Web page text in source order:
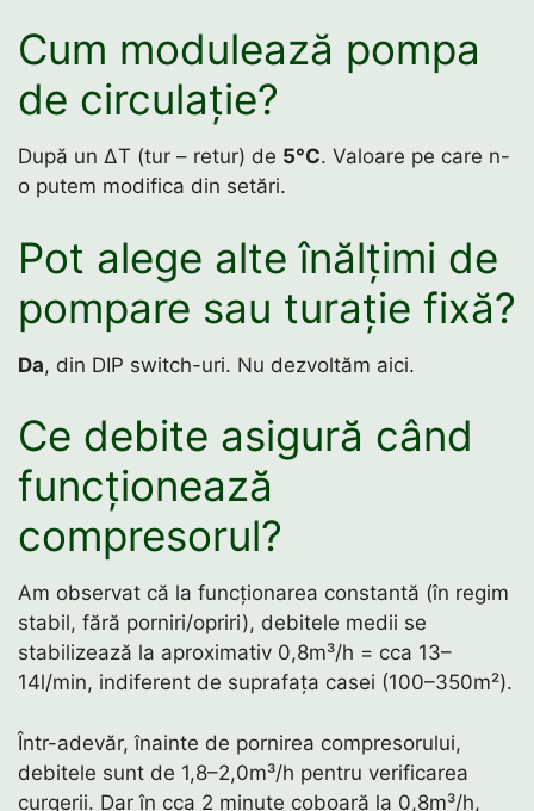
Cum modulează pompa
de circulație?
După un ΔT (tur – retur) de 5°C. Valoare pe care n-
o putem modifica din setări.
Pot alege alte înălțimi de
pompare sau turație fixă?
Da, din DIP switch-uri. Nu dezvoltăm aici.
Ce debite asigură când
funcționează
compresorul?
Am observat că la funcționarea constantă (în regim
stabil, fără porniri/opriri), debitele medii se
stabilizează la aproximativ 0,8m³/h = cca 13–
14l/min, indiferent de suprafața casei (100–350m²).
Într-adevăr, înainte de pornirea compresorului,
debitele sunt de 1,8–2,0m³/h pentru verificarea
curgerii. Dar în cca 2 minute coboară la 0,8m³/h,